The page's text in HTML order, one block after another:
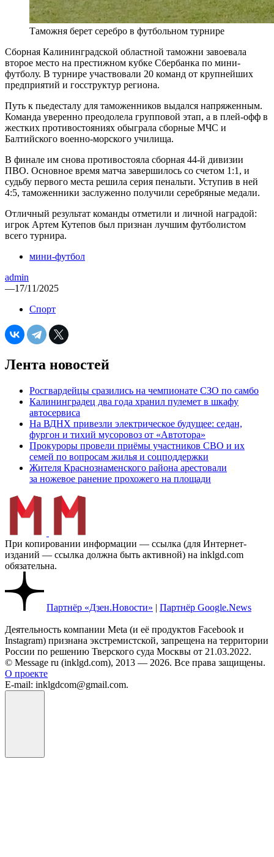
Таможня берет серебро в футбольном турнире
Сборная Калининградской областной таможни завоевала
второе место на престижном кубке Сбербанка по мини-
футболу. В турнире участвовали 20 команд от крупнейших
предприятий и госструктур региона.
Путь к пьедесталу для таможенников выдался напряженным.
Команда уверенно преодолела групповой этап, а в плей-офф в
жестких противостояниях обыграла сборные МЧС и
Балтийского военно-морского училища.
В финале им снова противостояла сборная 44-й дивизии
ПВО. Основное время матча завершилось со счетом 1:1, и
судьбу первого места решила серия пенальти. Уступив в ней
4:5, таможенники заслуженно получили серебряные медали.
Отличный результат команды отметили и личной наградой:
игрок Артем Кутепов был признан лучшим футболистом
всего турнира.
мини-футбол
admin
—17/11/2025
Спорт
Лента новостей
Росгвардейцы сразились на чемпионате СЗО по самбо
Калининградец два года хранил пулемет в шкафу
автосервиса
На ВДНХ привезли электрическое будущее: седан,
фургон и тихий мусоровоз от «Автотора»
Прокуроры провели приёмы участников СВО и их
семей по вопросам жилья и соцподдержки
Жителя Краснознаменского района арестовали
за ножевое ранение прохожего на площади
При копировании информации — ссылка (для Интернет-
изданий — ссылка должна быть активной) на inklgd.com
обязательна.
Партнёр «Дзен.Новости» | Партнёр Google.News
Деятельность компании Meta (и её продуктов Facebook и
Instagram) признана экстремистской, запрещена на территории
России по решению Тверского суда Москвы от 21.03.2022.
© Message ru (inklgd.com), 2013 — 2026. Все права защищены.
О проекте
E-mail: inklgdcom@gmail.com.